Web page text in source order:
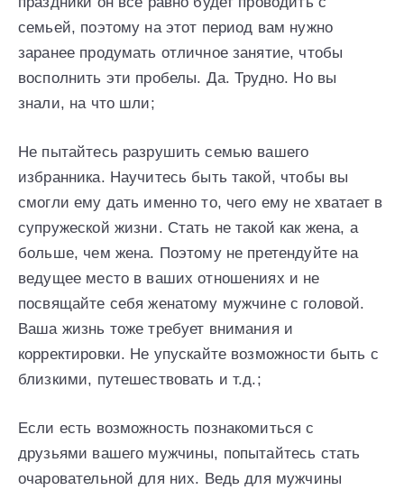
семьей, поэтому на этот период вам нужно
заранее продумать отличное занятие, чтобы
восполнить эти пробелы. Да. Трудно. Но вы
знали, на что шли;
Не пытайтесь разрушить семью вашего
избранника. Научитесь быть такой, чтобы вы
смогли ему дать именно то, чего ему не хватает в
супружеской жизни. Стать не такой как жена, а
больше, чем жена. Поэтому не претендуйте на
ведущее место в ваших отношениях и не
посвящайте себя женатому мужчине с головой.
Ваша жизнь тоже требует внимания и
корректировки. Не упускайте возможности быть с
близкими, путешествовать и т.д.;
Если есть возможность познакомиться с
друзьями вашего мужчины, попытайтесь стать
очаровательной для них. Ведь для мужчины